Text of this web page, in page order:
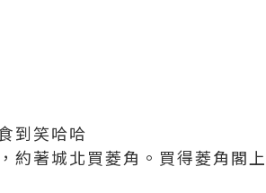
到笑哈哈
約著城北買菱角。買得菱角閣上